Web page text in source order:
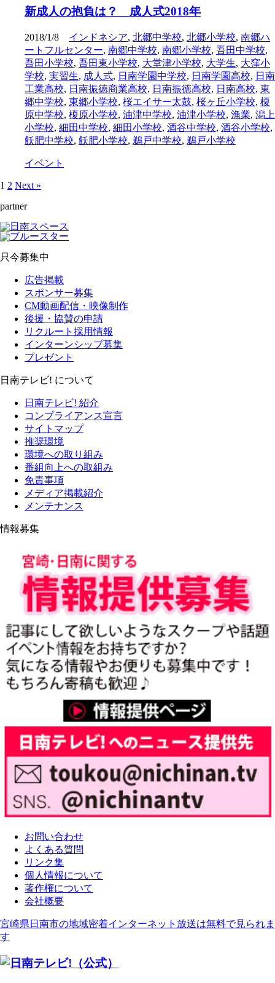
新成人の抱負は？ 成人式2018年
2018/1/8 インドネシア, 北郷中学校, 北郷小学校, 南郷ハ
ートフルセンター, 南郷中学校, 南郷小学校, 吾田中学校,
吾田小学校, 吾田東小学校, 大堂津小学校, 大学生, 大窪小
学校, 実習生, 成人式, 日南学園中学校, 日南学園高校, 日南
工業高校, 日南振徳商業高校, 日南振徳高校, 日南高校, 東
郷中学校, 東郷小学校, 桜エイサー太鼓, 桜ヶ丘小学校, 榎
原中学校, 榎原小学校, 油津中学校, 油津小学校, 漁業, 潟上
小学校, 細田中学校, 細田小学校, 酒谷中学校, 酒谷小学校,
飫肥中学校, 飫肥小学校, 鵜戸中学校, 鵜戸小学校
イベント
1 2 Next »
partner
只今募集中
広告掲載
スポンサー募集
CM動画配信・映像制作
後援・協賛の申請
リクルート採用情報
インターンシップ募集
プレゼント
日南テレビ! について
日南テレビ! 紹介
コンプライアンス宣言
サイトマップ
推奨環境
環境への取り組み
番組向上への取組み
免責事項
メディア掲載紹介
メンテナンス
情報募集
お問い合わせ
よくある質問
リンク集
個人情報について
著作権について
会社概要
宮崎県日南市の地域密着インターネット放送は無料で見られま
す